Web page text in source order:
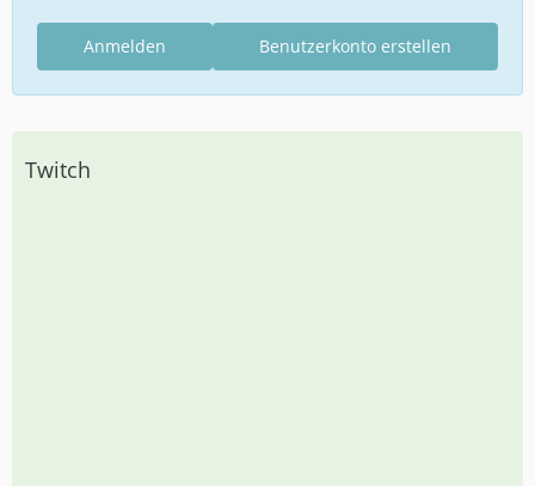
Benutzerkonto erstellen
Anmelden
Twitch